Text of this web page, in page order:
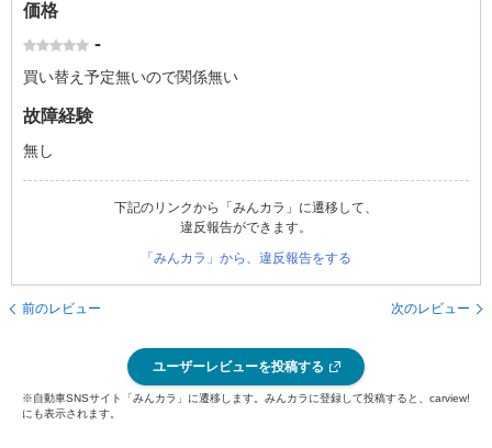
価格
-
買い替え予定無いので関係無い
故障経験
無し
下記のリンクから「みんカラ」に遷移して、
違反報告ができます。
「みんカラ」から、違反報告をする
前のレビュー 次のレビュー
ユーザーレビューを投稿する
※自動車SNSサイト「みんカラ」に遷移します。みんカラに登録して投稿すると、carview!
にも表示されます。